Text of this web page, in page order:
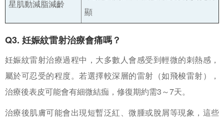
星肌動減脂減齡
顯
Q3. 妊娠紋雷射治療會痛嗎？
妊娠紋雷射治療過程中，大多數人會感受到輕微的刺熱感，
屬於可忍受的程度。若選擇較深層的雷射（如飛梭雷射），
治療後表皮可能會有細微結痂，修復期約需3～7天。
治療後肌膚可能會出現短暫泛紅、微腫或脫屑等現象，這些